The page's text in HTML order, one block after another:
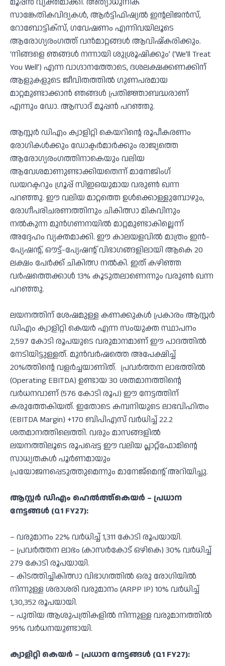
സാങ്കേതികവിദ്യകൾ, ആർട്ടിഫിഷ്യൽ ഇന്റലിജൻസ്,
റോബോട്ടിക്സ്, ഗവേഷണം എന്നിവയിലൂടെ
ആരോഗ്യരംഗത്ത് വൻമാറ്റങ്ങൾ ആവിഷ്കരിക്കും.
‘നിങ്ങളെ ഞങ്ങൾ നന്നായി ശുശ്രൂഷിക്കും’ (‘We’ll Treat
You Well’) എന്ന വാഗ്ദാനത്തോടെ, ദശലക്ഷക്കണക്കിന്
ആളുകളുടെ ജീവിതത്തിൽ ഗുണപരമായ
മാറ്റമുണ്ടാക്കാൻ ഞങ്ങൾ പ്രതിജ്ഞാബദ്ധരാണ്
എന്നും ഡോ. ആസാദ് മൂപ്പൻ പറഞ്ഞു.
ആസ്റ്റർ ഡിഎം ക്വാളിറ്റി കെയറിന്റെ രൂപീകരണം
രോഗികൾക്കും ഡോക്ടർമാർക്കും രാജ്യത്തെ
ആരോഗ്യരംഗത്തിനാകെയും വലിയ
ആവേശമാണുണ്ടാക്കിയതെന്ന് മാനേജിംഗ്
ഡയറക്ടറും ഗ്രൂപ്പ് സിഇഒയുമായ വരുൺ ഖന്ന
പറഞ്ഞു. ഈ വലിയ മാറ്റത്തെ ഉൾക്കൊള്ളുമ്പോഴും,
രോഗീപരിചരണത്തിനും ചികിത്സാ മികവിനും
നൽകുന്ന മുൻഗണനയിൽ മാറ്റമുണ്ടാകില്ലെന്ന്
അദ്ദേഹം വ്യക്തമാക്കി. ഈ കാലയളവിൽ മാത്രം ഇൻ-
പ്യേഷന്റ്, ഔട്ട്-പ്യേഷന്റ് വിഭാഗങ്ങളിലായി ആകെ 20
ലക്ഷം പേർക്ക് ചികിത്സ നൽകി. ഇത് കഴിഞ്ഞ
വർഷത്തെക്കാൾ 13% കൂടുതലാണെന്നും വരുൺ ഖന്ന
പറഞ്ഞു.
ലയനത്തിന് ശേഷമുള്ള കണക്കുകൾ പ്രകാരം ആസ്റ്റർ
ഡിഎം ക്വാളിറ്റി കെയർ എന്ന സംയുക്ത സ്ഥാപനം
2,597 കോടി രൂപയുടെ വരുമാനമാണ് ഈ പാദത്തിൽ
നേടിയിട്ടുള്ളത്. മുൻവർഷത്തെ അപേക്ഷിച്ച്
20%ത്തിന്റെ വളർച്ചയാണിത്. പ്രവർത്തന ലാഭത്തിൽ
(Operating EBITDA) ഉണ്ടായ 30 ശതമാനത്തിന്റെ
വർധനവാണ് (576 കോടി രൂപ) ഈ നേട്ടത്തിന്
കരുത്തേകിയത്. ഇതോടെ കമ്പനിയുടെ ലാഭവിഹിതം
(EBITDA Margin) +170 ബിപിഎസ് വർധിച്ച് 22.2
ശതമാനത്തിലെത്തി. വരും മാസങ്ങളിൽ
ലയനത്തിലൂടെ രൂപപ്പെട്ട ഈ വലിയ പ്ലാറ്റ്‌ഫോമിന്റെ
സാധ്യതകൾ പൂർണമായും
പ്രയോജനപ്പെടുത്തുമെന്നും മാനേജ്‌മെന്റ് അറിയിച്ചു.
ആസ്റ്റർ ഡിഎം ഹെൽത്ത്‌കെയർ – പ്രധാന
നേട്ടങ്ങൾ (Q1 FY27):
– വരുമാനം 22% വർധിച്ച് 1,311 കോടി രൂപയായി.
– പ്രവർത്തന ലാഭം (കാസർകോട് ഒഴികെ) 30% വർധിച്ച്
279 കോടി രൂപയായി.
– കിടത്തിച്ചികിത്സാ വിഭാഗത്തിൽ ഒരു രോഗിയിൽ
നിന്നുള്ള ശരാശരി വരുമാനം (ARPP IP) 10% വർധിച്ച്
1,30,352 രൂപയായി.
– പുതിയ ആശുപത്രികളിൽ നിന്നുള്ള വരുമാനത്തിൽ
95% വർധനയുണ്ടായി.
ക്വാളിറ്റി കെയർ – പ്രധാന നേട്ടങ്ങൾ (Q1 FY27):